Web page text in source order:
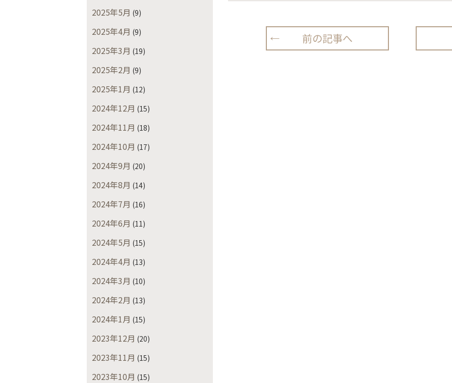
2025年5月 (9)
2025年4月 (9)
2025年3月 (19)
2025年2月 (9)
2025年1月 (12)
2024年12月 (15)
2024年11月 (18)
2024年10月 (17)
2024年9月 (20)
2024年8月 (14)
2024年7月 (16)
2024年6月 (11)
2024年5月 (15)
2024年4月 (13)
2024年3月 (10)
2024年2月 (13)
2024年1月 (15)
2023年12月 (20)
2023年11月 (15)
2023年10月 (15)
前の記事へ